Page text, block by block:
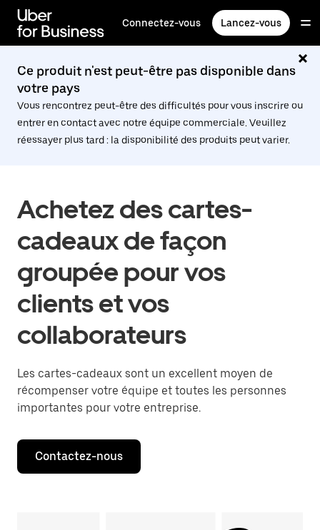
contenu
principal
Connectez-vous Lancez-vous
Ce produit n'est peut-être pas disponible dans
votre pays
Vous rencontrez peut-être des difficultés pour vous inscrire ou
entrer en contact avec notre équipe commerciale. Veuillez
réessayer plus tard : la disponibilité des produits peut varier.
Achetez des cartes-
cadeaux de façon
groupée pour vos
clients et vos
collaborateurs
Les cartes-cadeaux sont un excellent moyen de
récompenser votre équipe et toutes les personnes
importantes pour votre entreprise.
Contactez-nous